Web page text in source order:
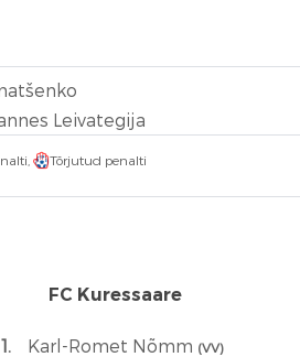
Leivategija
Tõrjutud penalti
FC Kuressaare
1. Karl-Romet Nõmm (VV)